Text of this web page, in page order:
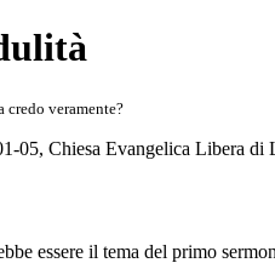
credo veramente?
05, Chiesa Evangelica Libera di
essere il tema del primo